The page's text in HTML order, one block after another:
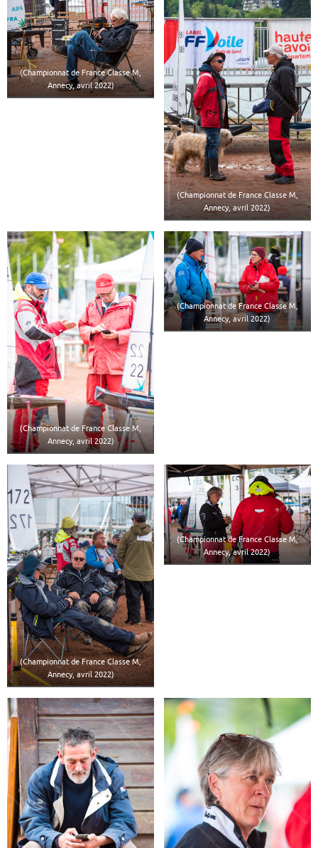
(Championnat de France Classe M,
Annecy, avril 2022)
(Championnat de France Classe M,
Annecy, avril 2022)
(Championnat de France Classe M,
Annecy, avril 2022)
(Championnat de France Classe M,
Annecy, avril 2022)
(Championnat de France Classe M,
Annecy, avril 2022)
(Championnat de France Classe M,
Annecy, avril 2022)